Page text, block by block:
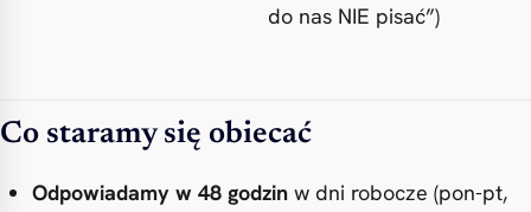
do nas NIE pisać”)
Co staramy się obiecać
Odpowiadamy w 48 godzin w dni robocze (pon-pt,